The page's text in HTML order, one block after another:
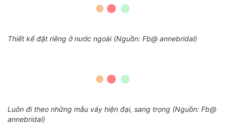
Thiết kế đặt riêng ở nước ngoài (Nguồn: Fb@ annebridal)
Luôn đi theo những mẫu váy hiện đại, sang trọng (Nguồn: Fb@
annebridal)